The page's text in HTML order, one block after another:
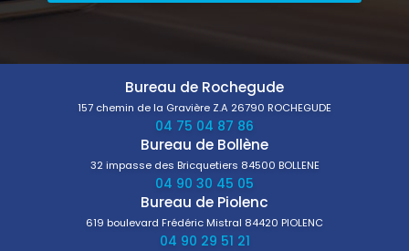
Bureau de Rochegude
157 chemin de la Gravière Z.A 26790 ROCHEGUDE
04 75 04 87 86
Bureau de Bollène
32 impasse des Bricquetiers 84500 BOLLENE
04 90 30 45 05
Bureau de Piolenc
619 boulevard Frédéric Mistral 84420 PIOLENC
04 90 29 51 21